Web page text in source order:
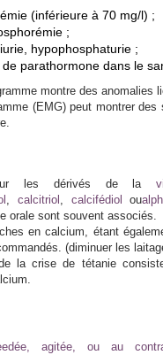
(inférieure à 70 mg/l) ;
;
hypophosphaturie ;
parathormone dans le
montre des anomalies
(EMG) peut montrer
les dérivés de la
, calcitriol , calcifédiol ou
orale sont souvent associés.
en calcium, étant
(diminuer les
la crise de tétanie
agitée, ou au